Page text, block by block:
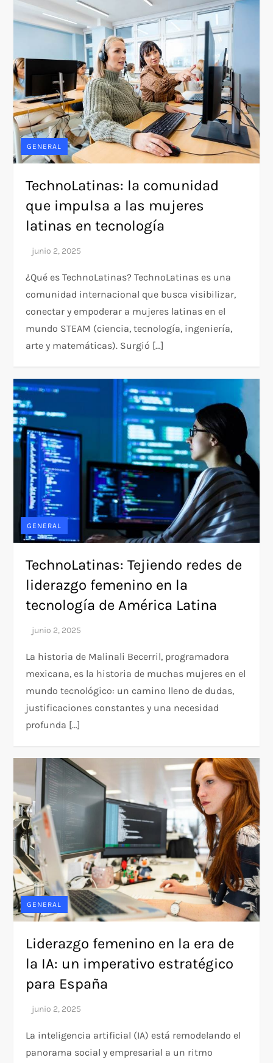
GENERAL
TechnoLatinas: la comunidad
que impulsa a las mujeres
latinas en tecnología
¿Qué es TechnoLatinas? TechnoLatinas es una
comunidad internacional que busca visibilizar,
conectar y empoderar a mujeres latinas en el
mundo STEAM (ciencia, tecnología, ingeniería,
arte y matemáticas). Surgió […]
GENERAL
TechnoLatinas: Tejiendo redes de
liderazgo femenino en la
tecnología de América Latina
La historia de Malinali Becerril, programadora
mexicana, es la historia de muchas mujeres en el
mundo tecnológico: un camino lleno de dudas,
justificaciones constantes y una necesidad
profunda […]
GENERAL
Liderazgo femenino en la era de
la IA: un imperativo estratégico
para España
La inteligencia artificial (IA) está remodelando el
panorama social y empresarial a un ritmo